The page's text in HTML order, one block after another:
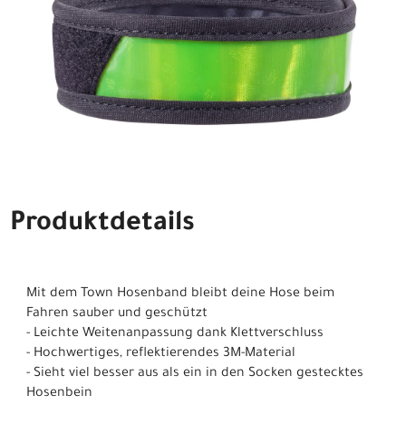
Produktdetails
Mit dem Town Hosenband bleibt deine Hose beim
Fahren sauber und geschützt
- Leichte Weitenanpassung dank Klettverschluss
- Hochwertiges, reflektierendes 3M-Material
- Sieht viel besser aus als ein in den Socken gestecktes
Hosenbein